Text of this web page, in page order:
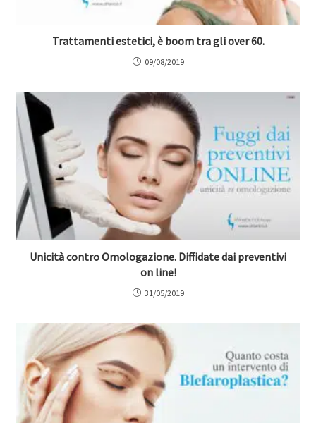
Trattamenti estetici, è boom tra gli over 60.
09/08/2019
Unicità contro Omologazione. Diffidate dai preventivi
on line!
31/05/2019